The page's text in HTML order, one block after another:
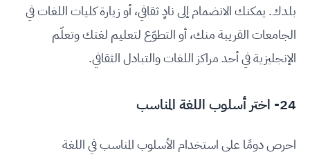
بلدك. يمكنك الانضمام إلى نادٍ ثقافي، أو زيارة كليات اللغات في
الجامعات القريبة منك، أو التطوّع لتعليم لغتك وتعلّم
الإنجليزية في أحد مراكز اللغات والتبادل الثقافي.
24- اختر أسلوب اللغة المناسب
احرص دومًا على استخدام الأسلوب المناسب في اللغة